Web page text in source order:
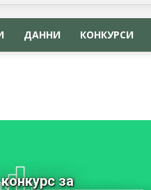
ДАННИ КОНКУРСИ
за